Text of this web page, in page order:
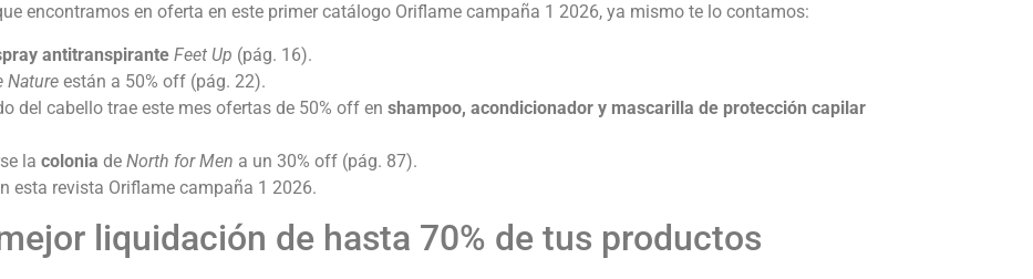
encontramos en oferta en este primer catálogo Oriflame campaña 1 2026, ya mismo te lo contamos:
antitranspirante Feet Up (pág. 16).
Nature están a 50% off (pág. 22).
del cabello trae este mes ofertas de 50% off en shampoo, acondicionador y mascarilla de protección capilar
la colonia de North for Men a un 30% off (pág. 87).
esta revista Oriflame campaña 1 2026.
liquidación de hasta 70% de tus productos